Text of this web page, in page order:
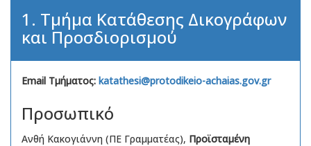
1. Τμήμα Κατάθεσης Δικογράφων
και Προσδιορισμού
Email Τμήματος: katathesi@protodikeio-achaias.gov.gr
Προσωπικό
Ανθή Κακογιάννη (ΠΕ Γραμματέας), Προϊσταμένη